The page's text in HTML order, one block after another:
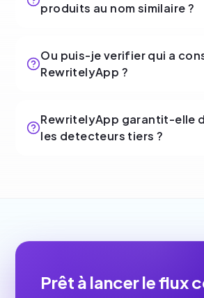
produits au nom similaire ?
Ou puis-je verifier qui a
RewritelyApp ?
RewritelyApp garantit-elle
les detecteurs tiers ?
Prêt à lancer le flux